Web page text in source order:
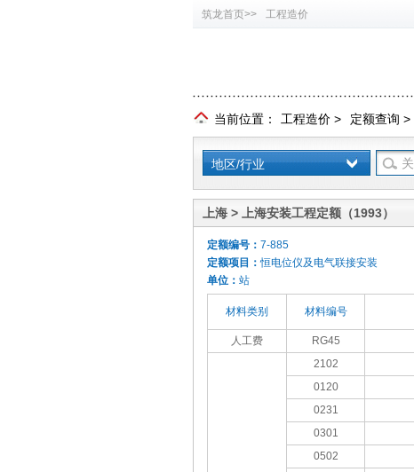
筑龙首页>> 工程造价
当前位置： 工程造价 > 定额查询 >
地区/行业
上海 > 上海安装工程定额（1993）
定额编号： 7-885
定额项目：恒电位仪及电气联接安装
单位： 站
材料类别 材料编号
人工费 RG45
2102
0120
0231
0301
0502